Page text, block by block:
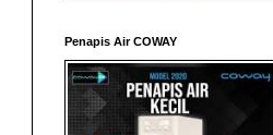
Penapis Air COWAY